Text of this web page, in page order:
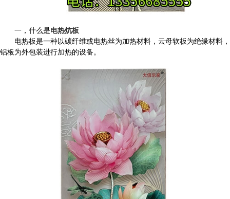
一，什么是电热炕板
电热板是一种以碳纤维或电热丝为加热材料，云母软板为绝缘材料，
铝板为外包装进行加热的设备。